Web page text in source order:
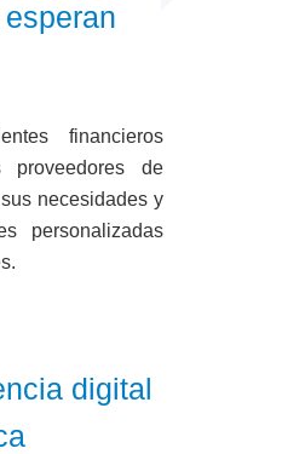
financieros
de
necesidades y
personalizadas
digital